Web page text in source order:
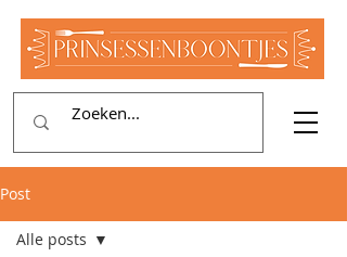
Post
Alle posts